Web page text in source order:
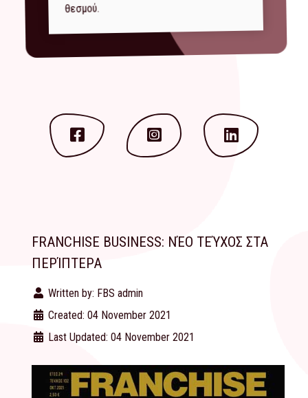
θεσμού.
FRANCHISE BUSINESS: ΝΈΟ ΤΕΎΧΟΣ ΣΤΑ
ΠΕΡΊΠΤΕΡΑ
Written by: FBS admin
Created: 04 November 2021
Last Updated: 04 November 2021